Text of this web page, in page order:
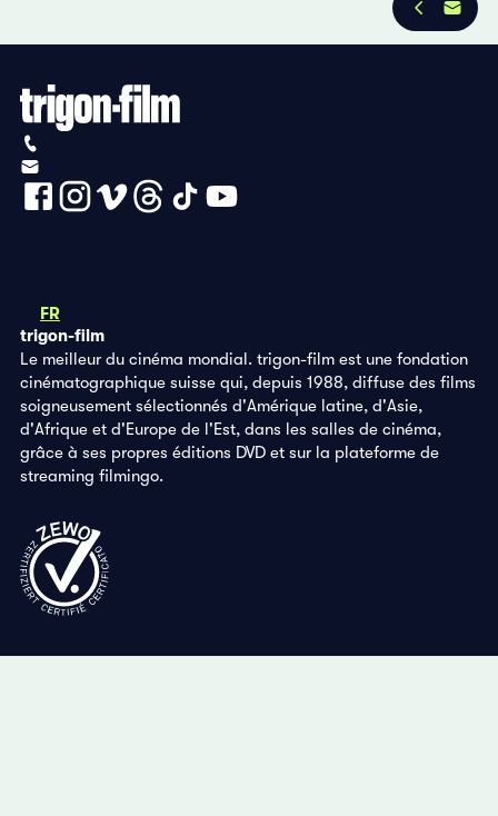
FR
trigon-film
Le meilleur du cinéma mondial. trigon-film est une fondation
cinématographique suisse qui, depuis 1988, diffuse des films
soigneusement sélectionnés d'Amérique latine, d'Asie,
d'Afrique et d'Europe de l'Est, dans les salles de cinéma,
grâce à ses propres éditions DVD et sur la plateforme de
streaming filmingo.